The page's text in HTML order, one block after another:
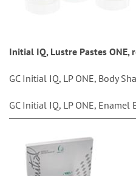
Initial IQ, Lustre Pastes
GC Initial IQ, LP ONE, Body
GC Initial IQ, LP ONE, Enamel